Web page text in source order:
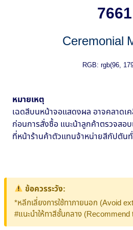
7661
Ceremonial
RGB: rgb(96,
หมายเหตุ
เฉดสีบนหน้าจอแสดงผล อาจคลาดเ
ก่อนการสั่งซื้อ แนะน้าลูกค้าตรวจสอ
ที่หน้าร้านค้าตัวแทนจ้าหน่ายสีกัปตันทั่
ข้อควรระวัง:
*หลีกเลี่ยงการใช้ทาภายนอก (Avoid
#แนะนำให้ทาสีชั้นกลาง